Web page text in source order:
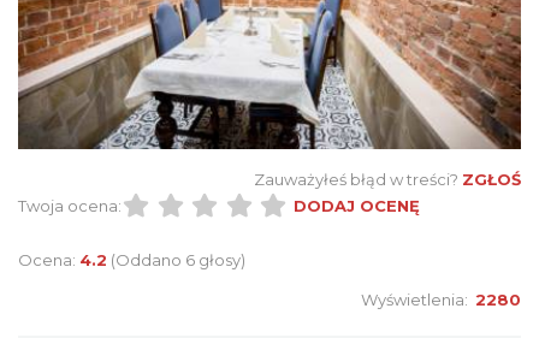
Zauważyłeś błąd w treści? ZGŁOŚ
Twoja ocena:
DODAJ OCENĘ
Ocena: 4.2 (Oddano 6 głosy)
Wyświetlenia: 2280